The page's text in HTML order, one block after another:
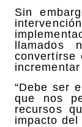
Sin
llamados
convertirse
“Debe ser
que nos
recursos
impacto del